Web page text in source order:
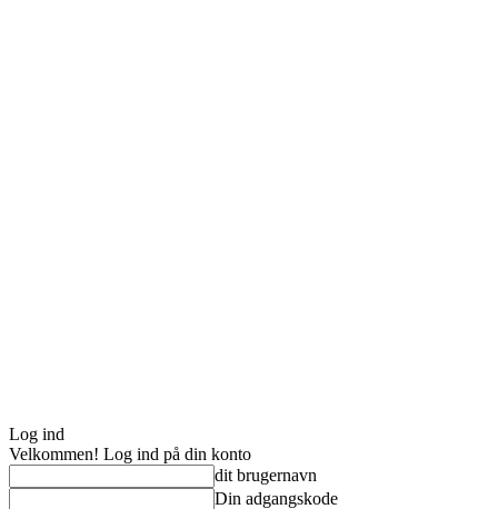
Log ind
Velkommen! Log ind på din konto
dit brugernavn
Din adgangskode